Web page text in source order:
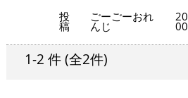
投
稿
ごーごーおれ
んじ
1-2 件 (全2件)